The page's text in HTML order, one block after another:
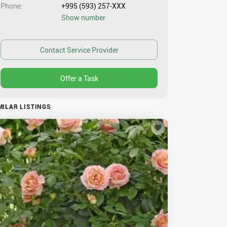
Phone
+995 (593) 257-XXX
Show number
LISTINGS